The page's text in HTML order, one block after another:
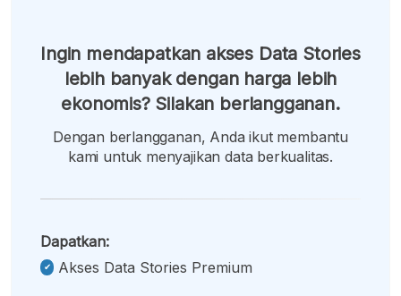
Ingin mendapatkan akses Data Stories
lebih banyak dengan harga lebih
ekonomis? Silakan berlangganan.
Dengan berlangganan, Anda ikut membantu
kami untuk menyajikan data berkualitas.
Dapatkan:
Akses Data Stories Premium